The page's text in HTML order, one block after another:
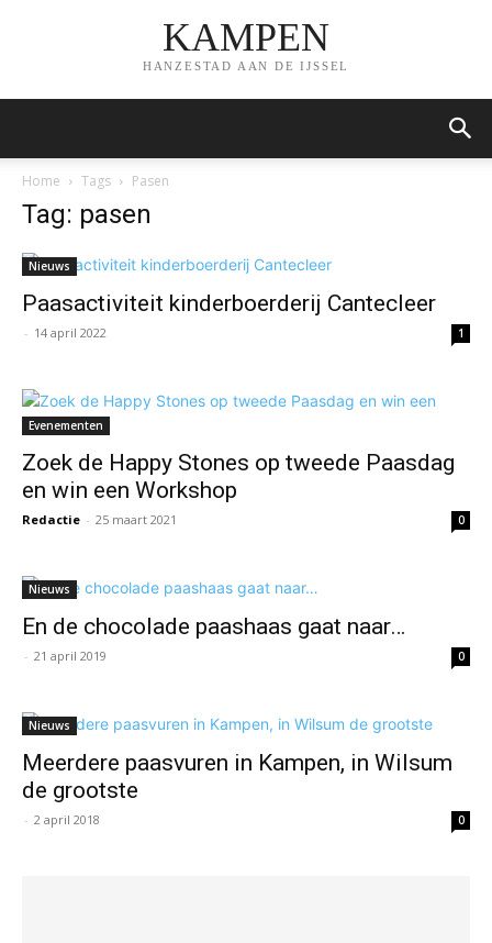
KAMPEN
HANZESTAD AAN DE IJSSEL
Home Tags Pasen
Tag: pasen
Nieuws
Paasactiviteit kinderboerderij Cantecleer
- 14 april 2022 1
Evenementen
Zoek de Happy Stones op tweede Paasdag
en win een Workshop
Redactie - 25 maart 2021 0
Nieuws
En de chocolade paashaas gaat naar…
- 21 april 2019 0
Nieuws
Meerdere paasvuren in Kampen, in Wilsum
de grootste
- 2 april 2018 0